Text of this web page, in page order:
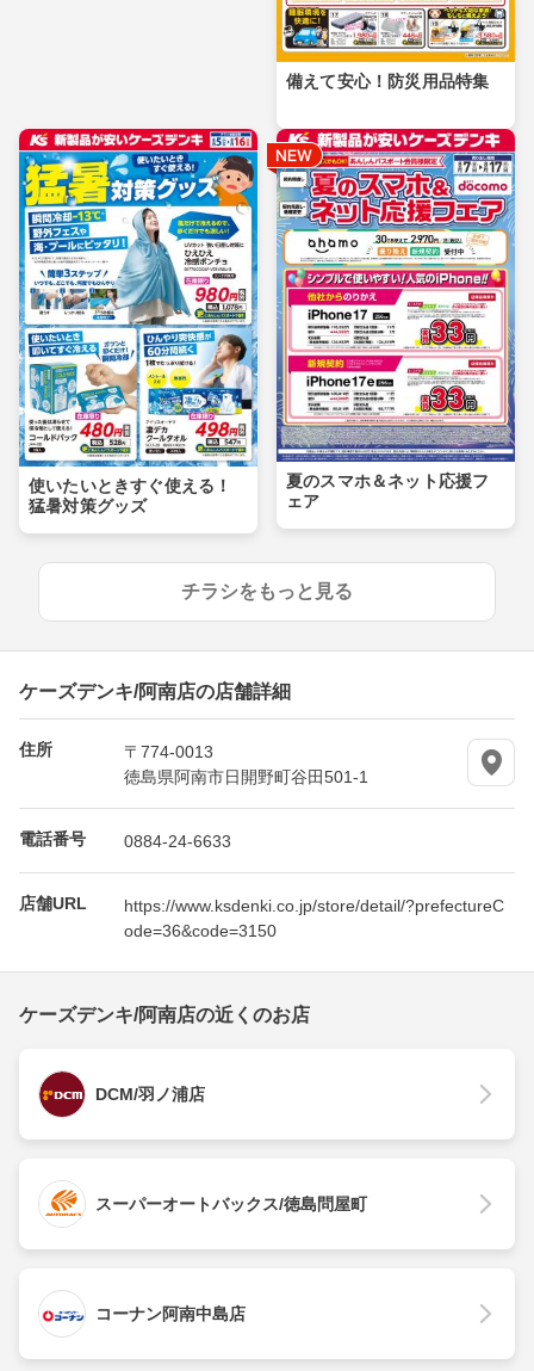
備えて安心！防災用品特集
使いたいときすぐ使える！
猛暑対策グッズ
夏のスマホ＆ネット応援フ
ェア
チラシをもっと見る
ケーズデンキ/阿南店の店舗詳細
住所
〒774-0013
徳島県阿南市日開野町谷田501-1
電話番号 0884-24-6633
店舗URL
https://www.ksdenki.co.jp/store/detail/?prefectureC
ode=36&code=3150
ケーズデンキ/阿南店の近くのお店
DCM/羽ノ浦店
スーパーオートバックス/徳島問屋町
コーナン阿南中島店